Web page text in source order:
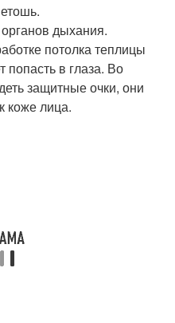
дыхания.
потолка теплицы
попасть в глаза. Во
защитные очки, они
коже лица.